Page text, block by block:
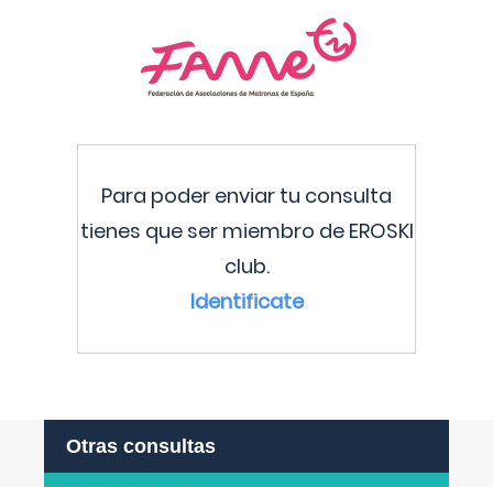
Para poder enviar tu consulta
tienes que ser miembro de EROSKI
club.
Identificate
Otras consultas